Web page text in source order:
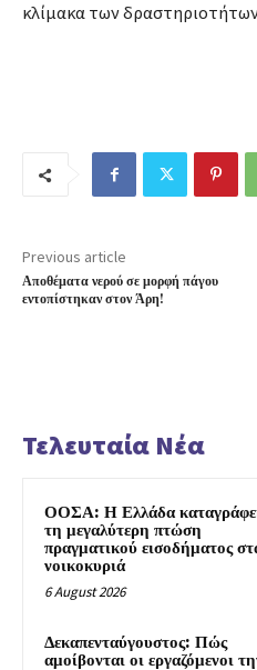
κλίμακα των
Previous article
Αποθέματα νερού σε μορφή πάγου
εντοπίστηκαν στον Άρη!
Τελευταία Νέα
ΟΟΣΑ: Η Ελλάδα
τη μεγαλύτερη πτώση
πραγματικού εισοδήματος
νοικοκυριά
6 August 2026
Δεκαπενταύγουστος: Πώς
αμοίβονται οι εργαζόμενοι